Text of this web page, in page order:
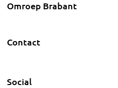
Omroep Brabant
Contact
Social